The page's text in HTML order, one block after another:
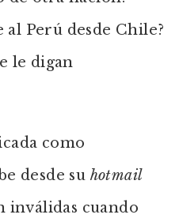
Perú desde Chile?
le digan
como
desde su hotmail
inválidas cuando